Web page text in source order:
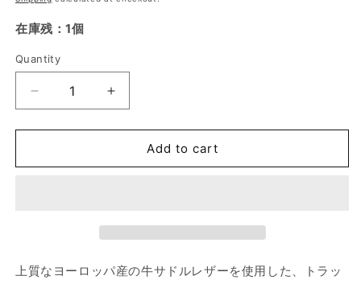
在庫残：1個
Quantity
Quantity
Decrease
quantity
for
Leather
Increase
quantity
for
Heavey
Leather
Add to cart
上質なヨーロッパ産の牛サドルレザーを使用した、トラッ